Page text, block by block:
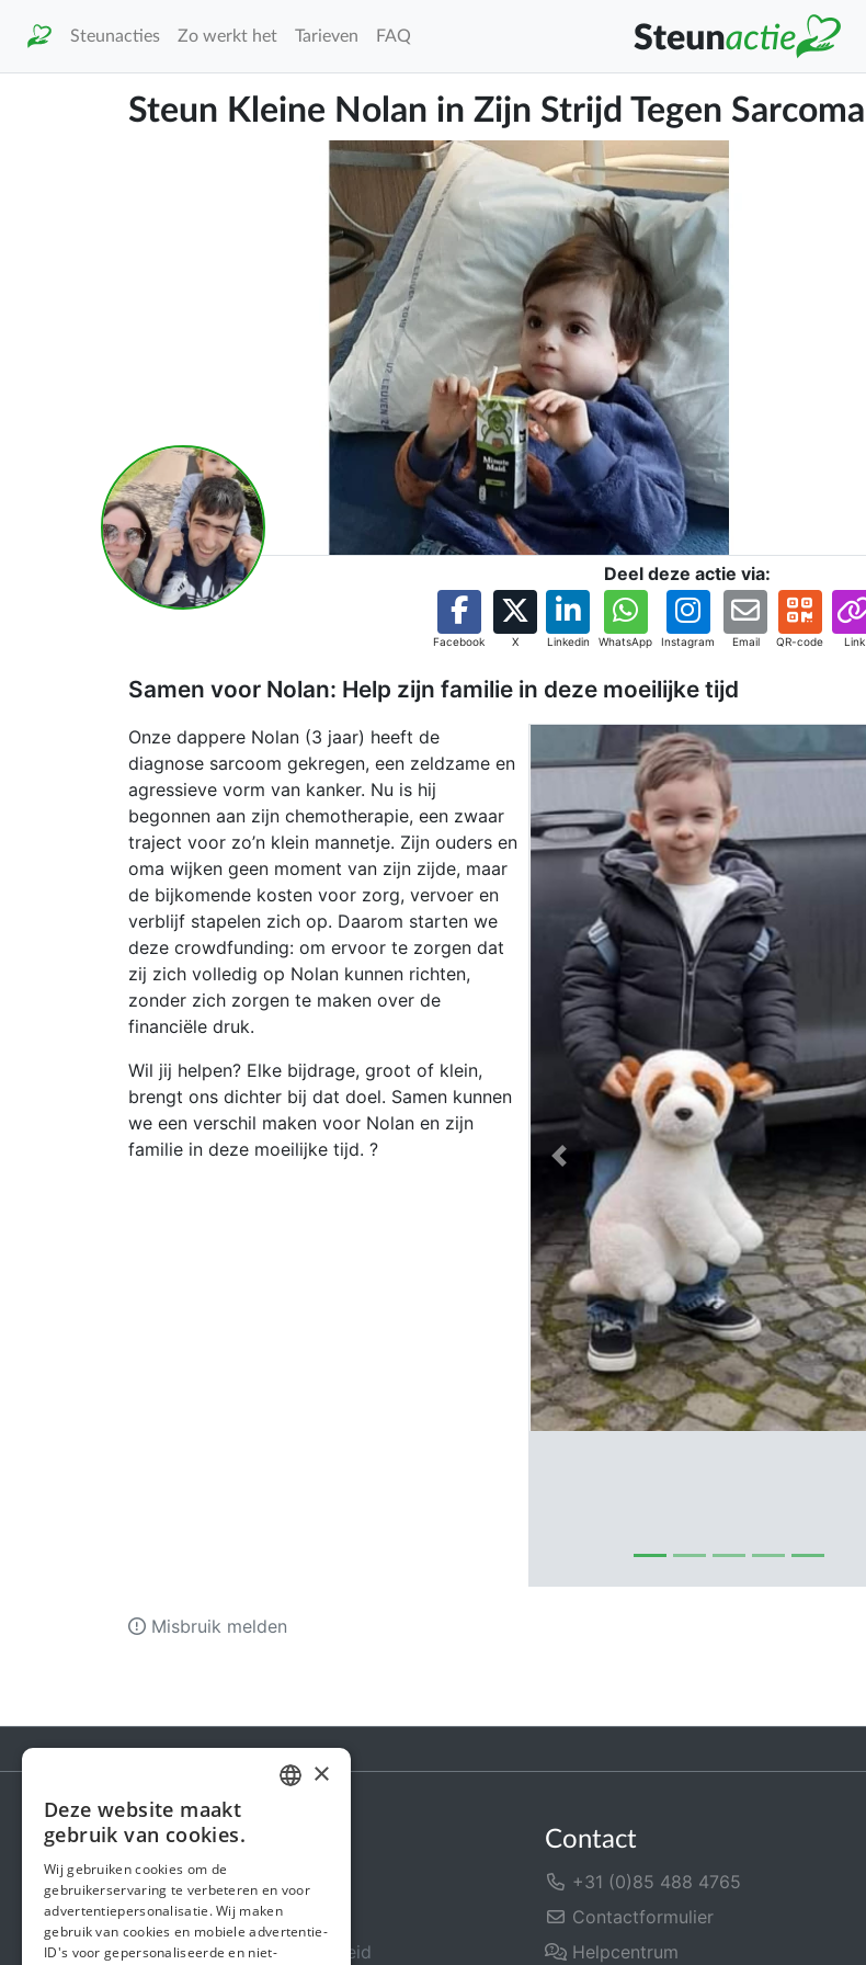
Steunacties Zo werkt het Tarieven FAQ
Steun Kleine Nolan in Zijn Strijd Tegen Sarcoma
Deel deze actie via:
Facebook X Linkedin WhatsApp Instagram Email QR-code Link
Samen voor Nolan: Help zijn familie in deze moeilijke tijd
Previous
Onze dappere Nolan (3 jaar) heeft de
diagnose sarcoom gekregen, een zeldzame en
agressieve vorm van kanker. Nu is hij
begonnen aan zijn chemotherapie, een zwaar
traject voor zo’n klein mannetje. Zijn ouders en
oma wijken geen moment van zijn zijde, maar
de bijkomende kosten voor zorg, vervoer en
verblijf stapelen zich op. Daarom starten we
deze crowdfunding: om ervoor te zorgen dat
zij zich volledig op Nolan kunnen richten,
zonder zich zorgen te maken over de
financiële druk.
Wil jij helpen? Elke bijdrage, groot of klein,
brengt ons dichter bij dat doel. Samen kunnen
we een verschil maken voor Nolan en zijn
familie in deze moeilijke tijd. ?
Misbruik melden
Steunactie
Over ons
In de media
Veiligheid & Betrouwbaarheid
Contact
+31 (0)85 488 4765
Contactformulier
Helpcentrum
ENGLISH
×
Deze website maakt
gebruik van cookies.
Wij gebruiken cookies om de
gebruikerservaring te verbeteren en voor
advertentiepersonalisatie. Wij maken
gebruik van cookies en mobiele advertentie-
ID's voor gepersonaliseerde en niet-